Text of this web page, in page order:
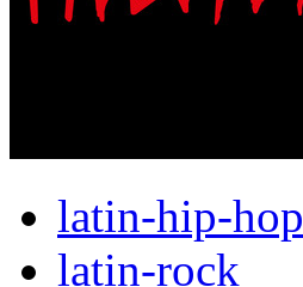
latin-hip-hop
latin-rock